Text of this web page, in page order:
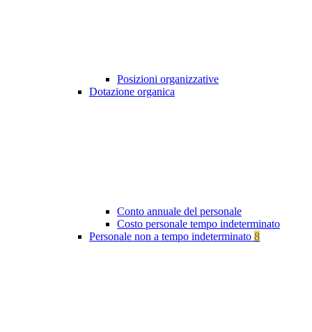
Posizioni organizzative
Dotazione organica
Conto annuale del personale
Costo personale tempo indeterminato
Personale non a tempo indeterminato 8